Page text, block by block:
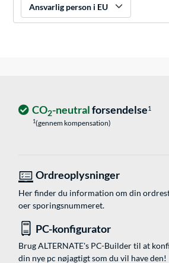
Ansvarlig person i EU
CO2-neutralforsendelse1
1(gennem kompensation)
Ordreoplysninger
Her finder du information om din
oer sporingsnummeret.
PC-konfigurator
Brug ALTERNATE's PC-Builder til at
din nye pc nøjagtigt som du vil have den!